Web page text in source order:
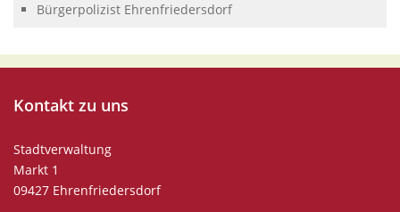
Bürgerpolizist Ehrenfriedersdorf
Kontakt zu uns
Stadtverwaltung
Markt 1
09427 Ehrenfriedersdorf